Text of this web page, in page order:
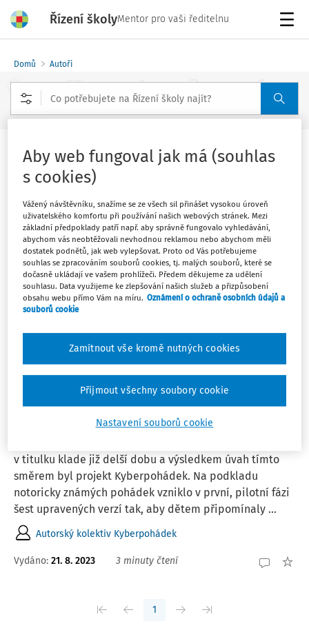
Řízení školyMentor pro vaši ředitelnu
Domů Autoři
Autorský kolektiv
Kyberpohádek
Sledovat autora
Filtr
Počet vyhledaných dokumentů:
Řadit podle:
Nejstarší
Děti jsme zvyklí vychovávat v reálném
světě, stačí to ale?
v titulku klade již delší dobu a výsledkem úvah tímto
směrem byl projekt Kyberpohádek. Na podkladu
notoricky známých pohádek vzniklo v první, pilotní fázi
šest upravených verzí tak, aby dětem připomínaly ...
Autorský kolektiv Kyberpohádek
Vydáno: 21. 8. 2023 3 minuty čtení
1
Aby web fungoval jak má (souhlas
s cookies)
Vážený návštěvníku, snažíme se ze všech sil přinášet vysokou úroveň
uživatelského komfortu při používání našich webových stránek. Mezi
základní předpoklady patří např. aby správně fungovalo vyhledávání,
abychom vás neobtěžovali nevhodnou reklamou nebo abychom měli
dostatek podnětů, jak web vylepšovat. Proto od Vás potřebujeme
souhlas se zpracováním souborů cookies, tj. malých souborů, které se
dočasně ukládají ve vašem prohlížeči. Předem děkujeme za udělení
souhlasu. Data využijeme ke zlepšování našich služeb a přizpůsobení
obsahu webu přímo Vám na míru. Oznámení o ochraně osobních údajů a
souborů cookie
Nastavení souborů cookie
Zamítnout vše kromě nutných cookies
Přijmout všechny soubory cookie